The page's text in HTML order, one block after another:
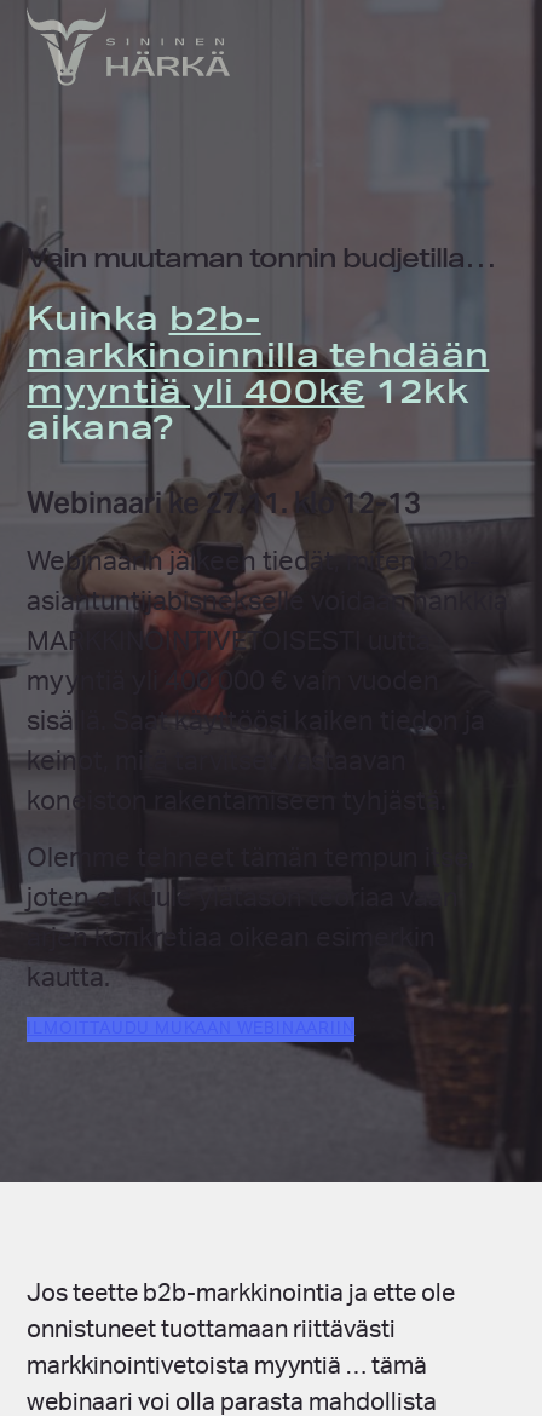
Skip
content
Vain muutaman tonnin budjetilla…
Kuinka b2b-
markkinoinnilla tehdään
myyntiä yli 400k€ 12kk
aikana?
Webinaari ke 27.11. klo 12-13
Webinaarin jälkeen tiedät, miten b2b-
asiantuntijabisnekselle voidaan hankkia
MARKKINOINTIVETOISESTI uutta
myyntiä yli 400 000 € vain vuoden
sisällä. Saat käyttöösi kaiken tiedon ja
keinot, mitä tarvitset vastaavan
koneiston rakentamiseen tyhjästä.
Olemme tehneet tämän tempun itse,
joten et kuule ylätason teoriaa vaan
arjen konkretiaa oikean esimerkin
kautta.
Jos teette b2b-markkinointia ja ette ole
onnistuneet tuottamaan riittävästi
markkinointivetoista myyntiä … tämä
webinaari voi olla parasta mahdollista